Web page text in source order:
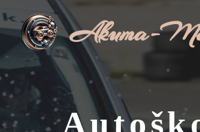
Přeskočit
na
obsah
Akuma-